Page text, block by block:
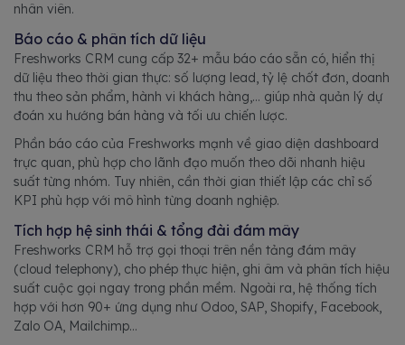
nhân viên.
Báo cáo & phân tích dữ liệu
Freshworks CRM cung cấp 32+ mẫu báo cáo sẵn có, hiển thị
dữ liệu theo thời gian thực: số lượng lead, tỷ lệ chốt đơn, doanh
thu theo sản phẩm, hành vi khách hàng,… giúp nhà quản lý dự
đoán xu hướng bán hàng và tối ưu chiến lược.
Phần báo cáo của Freshworks mạnh về giao diện dashboard
trực quan, phù hợp cho lãnh đạo muốn theo dõi nhanh hiệu
suất từng nhóm. Tuy nhiên, cần thời gian thiết lập các chỉ số
KPI phù hợp với mô hình từng doanh nghiệp.
Tích hợp hệ sinh thái & tổng đài đám mây
Freshworks CRM hỗ trợ gọi thoại trên nền tảng đám mây
(cloud telephony), cho phép thực hiện, ghi âm và phân tích hiệu
suất cuộc gọi ngay trong phần mềm. Ngoài ra, hệ thống tích
hợp với hơn 90+ ứng dụng như Odoo, SAP, Shopify, Facebook,
Zalo OA, Mailchimp…